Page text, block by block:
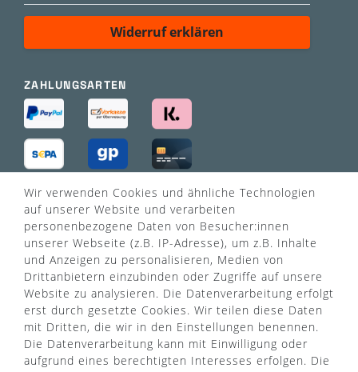
Widerruf erklären
ZAHLUNGSARTEN
VERSANDART
Wir verwenden Cookies und ähnliche Technologien
auf unserer Website und verarbeiten
personenbezogene Daten von Besucher:innen
unserer Webseite (z.B. IP-Adresse), um z.B. Inhalte
und Anzeigen zu personalisieren, Medien von
Drittanbietern einzubinden oder Zugriffe auf unsere
Website zu analysieren. Die Datenverarbeitung erfolgt
erst durch gesetzte Cookies. Wir teilen diese Daten
mit Dritten, die wir in den Einstellungen benennen.
Die Datenverarbeitung kann mit Einwilligung oder
aufgrund eines berechtigten Interesses erfolgen. Die